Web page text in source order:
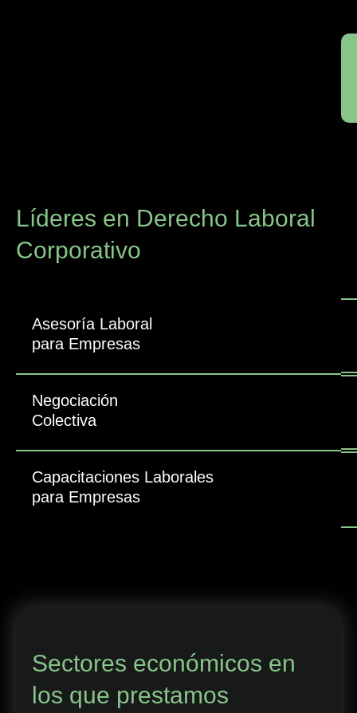
Líderes en Derecho Laboral
Corporativo
Asesoría Laboral
para Empresas
Negociación
Colectiva
Capacitaciones Laborales
para Empresas
Sectores económicos en
los que prestamos